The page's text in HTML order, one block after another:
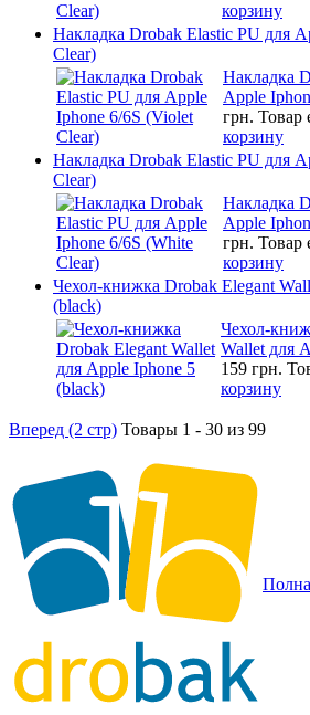
корзину
Накладка Drobak Elastic PU для
Clear)
Накладка
Apple
грн. Товар
корзину
Накладка Drobak Elastic PU для
Clear)
Накладка
Apple
грн. Товар
корзину
Чехол-книжка Drobak Elegant
(black)
Чехол-
Wallet для
159 грн.
корзину
Вперед (2 стр) Товары 1 - 30 из 99